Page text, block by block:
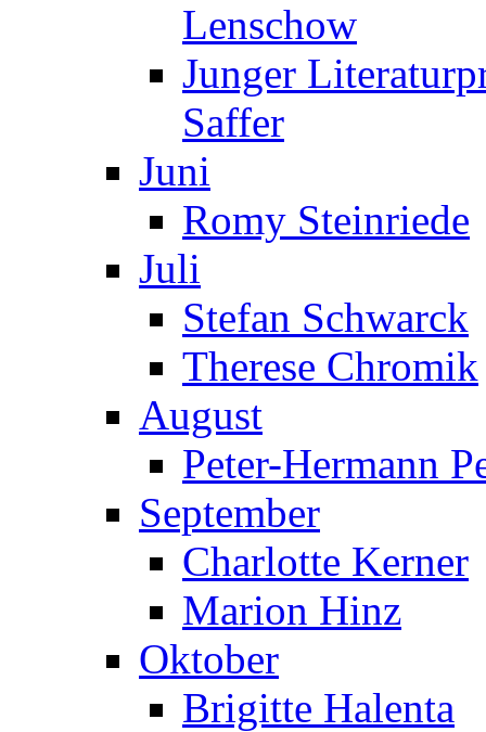
Lenschow
Junger
Saffer
Juni
Romy Steinriede
Juli
Stefan Schwarck
Therese Chromik
August
Peter-Hermann
September
Charlotte Kerner
Marion Hinz
Oktober
Brigitte Halenta